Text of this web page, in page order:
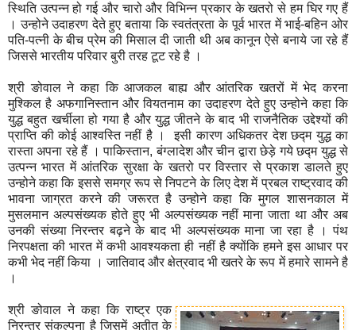
स्थिति उत्पन्न हो गई और चारो और विभिन्न प्रकार के खतरो से हम घिर गए हैं
। उन्होने उदाहरण देते हुए बताया कि स्वतंत्रता के पूर्व भारत में भाई-बहिन ओर
पति-पत्नी के बीच प्रेम की मिसाल दी जाती थी अब कानून ऐसे बनाये जा रहे हैं
जिससे भारतीय परिवार बुरी तरह टूट रहे है ।
श्री ङोवाल ने कहा कि आजकल बाह्य और आंतरिक खतरों में भेद करना
मुश्किल है अफगानिस्तान और वियतनाम का उदाहरण देते हुए उन्होने कहा कि
युद्ध बहुत खर्चीला हो गया है और युद्ध जीतने के बाद भी राजनैतिक उद्देश्यों की
प्राप्ति की कोई आश्वस्ति नहीं है । इसी कारण अधिकतर देश छद्म युद्ध का
रास्ता अपना रहे हैं । पाकिस्तान, बंग्लादेश और चीन द्वारा छेड़े गये छद्म युद्ध से
उत्पन्न भारत में आंतरिक सुरक्षा के खतरो पर विस्तार से प्रकाश डालते हुए
उन्होने कहा कि इससे समग्र रूप से निपटने के लिए देश में प्रबल राष्ट्रवाद की
भावना जाग्रत करने की जरूरत है उन्होने कहा कि मुगल शासनकाल में
मुसलमान अल्पसंख्यक होते हुए भी अल्पसंख्यक नहीं माना जाता था और अब
उनकी संख्या निरन्तर बढ़ने के बाद भी अल्पसंख्यक माना जा रहा है । पंथ
निरपक्षता की भारत में कभी आवश्यकता ही नहीं है क्योंकि हमने इस आधार पर
कभी भेद नहीं किया । जातिवाद और क्षेत्रवाद भी खतरे के रूप में हमारे सामने है
।
श्री ङोवाल ने कहा कि राष्ट्र एक
निरन्तर संकल्पना है जिसमें अतीत के